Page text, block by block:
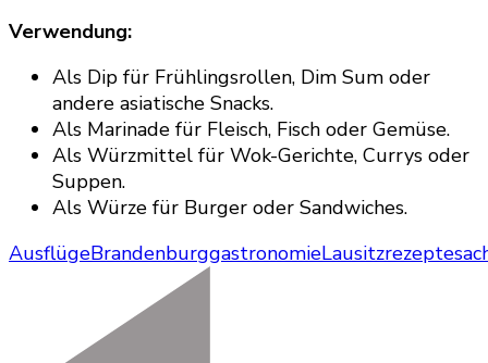
Verwendung:
Als Dip für Frühlingsrollen, Dim Sum oder
andere asiatische Snacks.
Als Marinade für Fleisch, Fisch oder Gemüse.
Als Würzmittel für Wok-Gerichte, Currys oder
Suppen.
Als Würze für Burger oder Sandwiches.
AusflügeBrandenburggastronomieLausitzrezepte